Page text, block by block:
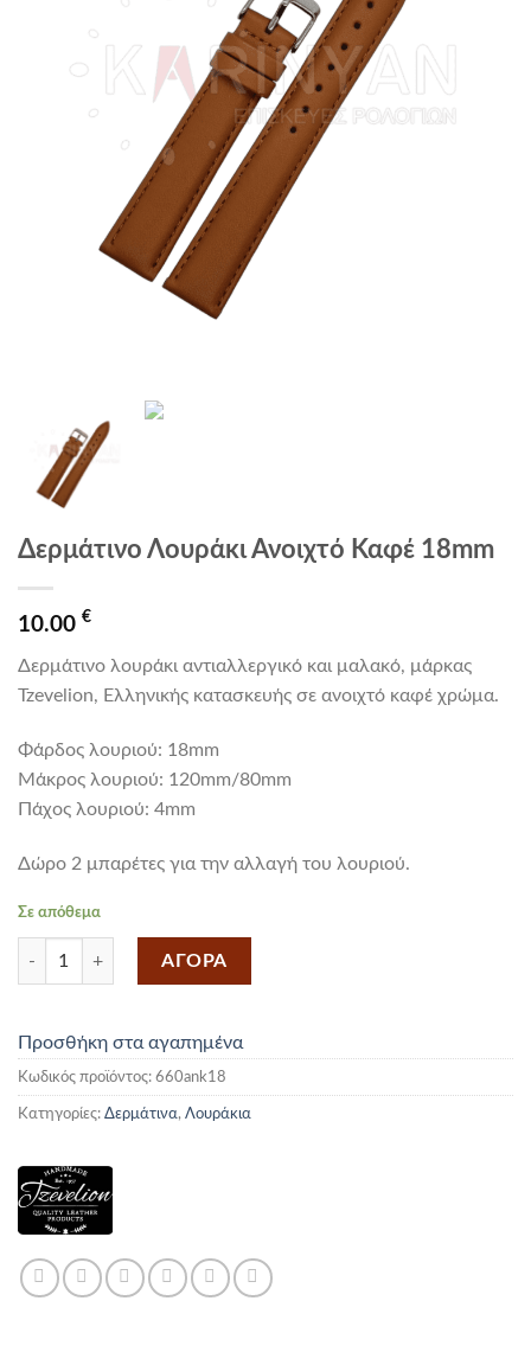
Δερμάτινο Λουράκι Ανοιχτό Καφέ 18mm
10.00 €
Δερμάτινο λουράκι αντιαλλεργικό και μαλακό, μάρκας
Tzevelion, Ελληνικής κατασκευής σε ανοιχτό καφέ χρώμα.
Φάρδος λουριού: 18mm
Mάκρος λουριού: 120mm/80mm
Πάχος λουριού: 4mm
Δώρο 2 μπαρέτες για την αλλαγή του λουριού.
Σε απόθεμα
Δερμάτινο Λουράκι Ανοιχτό Καφέ 18mm ποσότητα
ΑΓΟΡΑ
Προσθήκη στα αγαπημένα
Κωδικός προϊόντος: 660ank18
Κατηγορίες: Δερμάτινα, Λουράκια